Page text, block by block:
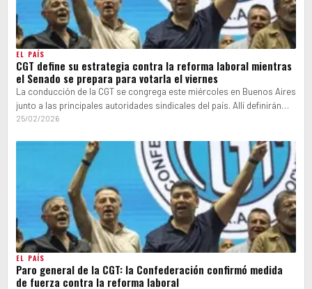
EL PAÍS
CGT define su estrategia contra la reforma laboral mientras
el Senado se prepara para votarla el viernes
La conducción de la CGT se congrega este miércoles en Buenos Aires
junto a las principales autoridades sindicales del país. Allí definirán…
25/02/2026
EL PAÍS
Paro general de la CGT: la Confederación confirmó medida
de fuerza contra la reforma laboral